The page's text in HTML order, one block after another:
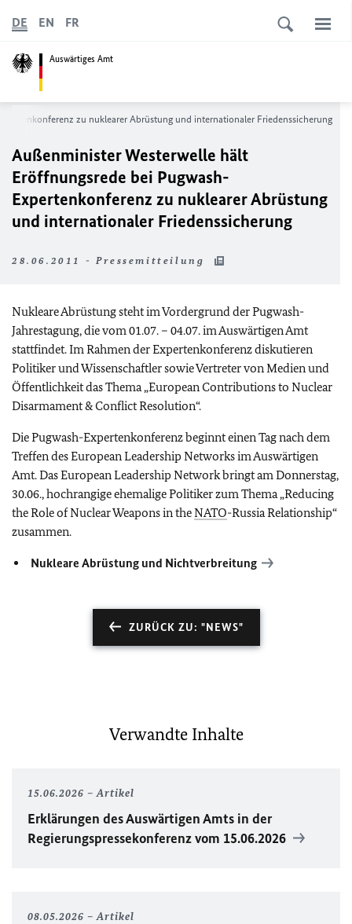
Auswärtiges Amt
DE EN FR
zu nuklearer Abrüstung und internationaler Friedenssicherung
Außenminister Westerwelle hält
Eröffnungsrede bei Pugwash-
Expertenkonferenz zu nuklearer Abrüstung
und internationaler Friedenssicherung
28.06.2011 - Pressemitteilung
Nukleare Abrüstung steht im Vordergrund der Pugwash-
Jahrestagung, die vom 01.07. – 04.07. im Auswärtigen Amt
stattfindet. Im Rahmen der Expertenkonferenz diskutieren
Politiker und Wissenschaftler sowie Vertreter von Medien und
Öffentlichkeit das Thema „European Contributions to Nuclear
Disarmament & Conflict Resolution“.
Die Pugwash-Expertenkonferenz beginnt einen Tag nach dem
Treffen des European Leadership Networks im Auswärtigen
Amt. Das European Leadership Network bringt am Donnerstag,
30.06., hochrangige ehemalige Politiker zum Thema „Reducing
the Role of Nuclear Weapons in theNATO-Russia Relationship“
zusammen.
Nukleare Abrüstung und Nichtverbreitung
ZURÜCK ZU: "NEWS"
Verwandte Inhalte
15.06.2026 Artikel
Erklärungen des Auswärtigen Amts in der
Regierungspressekonferenz vom 15.06.2026
08.05.2026 Artikel